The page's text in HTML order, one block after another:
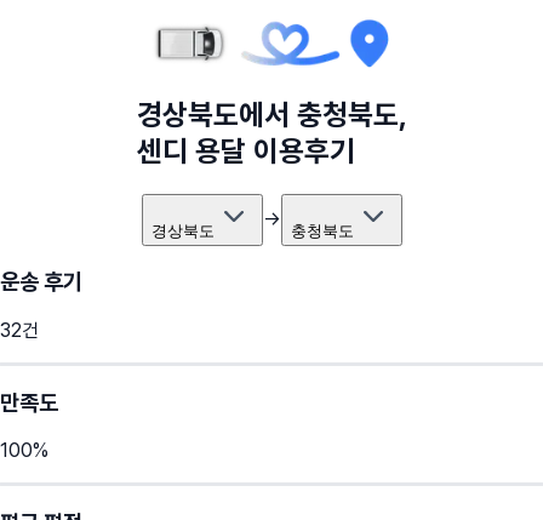
경상북도에서 충청북도,
센디 용달 이용후기
경상북도 → 충청북도
운송 후기
32건
만족도
100%